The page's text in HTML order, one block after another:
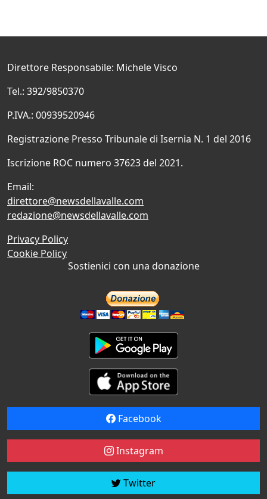
Direttore Responsabile: Michele Visco
Tel.: 392/9850370
P.IVA.: 00939520946
Registrazione Presso Tribunale di Isernia N. 1 del 2016
Iscrizione ROC numero 37623 del 2021.
Email:
direttore@newsdellavalle.com
redazione@newsdellavalle.com
Privacy Policy
Cookie Policy
Sostienici con una donazione
Facebook
Instagram
Twitter